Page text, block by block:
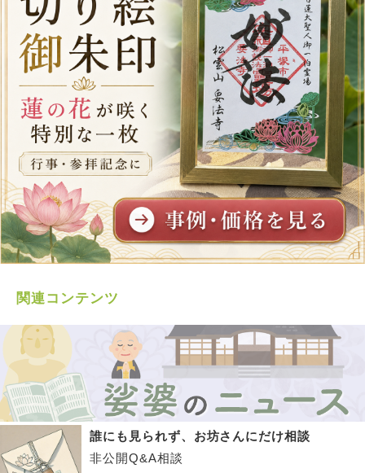
関連コンテンツ
誰にも見られず、お坊さんにだけ相談
非公開Q&A相談